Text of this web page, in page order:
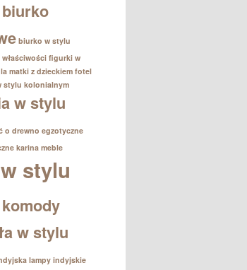
biurko
biurko w stylu
figurki w
matki z dzieckiemfotel
stylu kolonialnym
w stylu
o drewno egzotyczne
karina meble
stylu
komody
w stylu
lampy indyjskie